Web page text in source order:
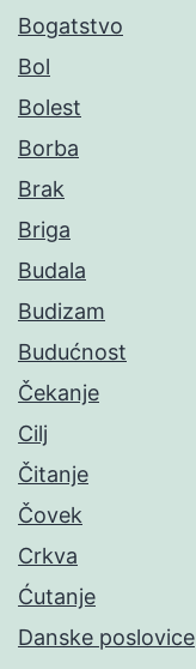
Bogatstvo
Bol
Bolest
Borba
Brak
Briga
Budala
Budizam
Budućnost
Čekanje
Cilj
Čitanje
Čovek
Crkva
Ćutanje
Danske poslovice